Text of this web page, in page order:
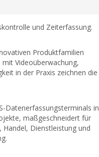
und Zeiterfassung.
Produktfamilien
Videoüberwachung,
in der Praxis zeichnen die
Datenerfassungsterminals in
maßgeschneidert für
Dienstleistung und